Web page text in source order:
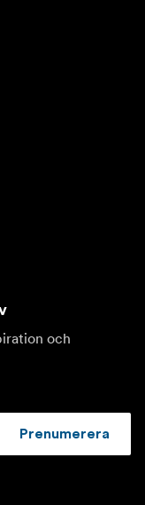
och
Prenumerera